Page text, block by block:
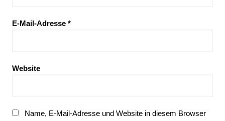
E-Mail-Adresse *
Website
Name, E-Mail-Adresse und Website in diesem Browser